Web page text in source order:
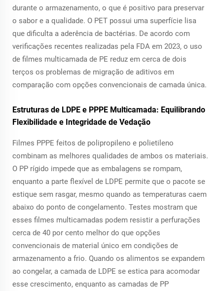
durante o armazenamento, o que é positivo para preservar
o sabor e a qualidade. O PET possui uma superfície lisa
que dificulta a aderência de bactérias. De acordo com
verificações recentes realizadas pela FDA em 2023, o uso
de filmes multicamada de PE reduz em cerca de dois
terços os problemas de migração de aditivos em
comparação com opções convencionais de camada única.
Estruturas de LDPE e PPPE Multicamada: Equilibrando
Flexibilidade e Integridade de Vedação
Filmes PPPE feitos de polipropileno e polietileno
combinam as melhores qualidades de ambos os materiais.
O PP rígido impede que as embalagens se rompam,
enquanto a parte flexível de LDPE permite que o pacote se
estique sem rasgar, mesmo quando as temperaturas caem
abaixo do ponto de congelamento. Testes mostram que
esses filmes multicamadas podem resistir a perfurações
cerca de 40 por cento melhor do que opções
convencionais de material único em condições de
armazenamento a frio. Quando os alimentos se expandem
ao congelar, a camada de LDPE se estica para acomodar
esse crescimento, enquanto as camadas de PP